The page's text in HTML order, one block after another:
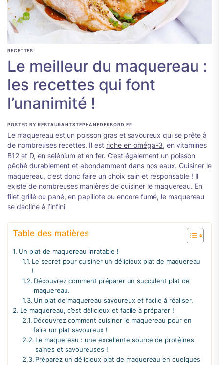
RECETTES
Le meilleur du maquereau :
les recettes qui font
l’unanimité !
POSTED BY RESTAURANTSTEPHANEDERBORD.FR
Le maquereau est un poisson gras et savoureux qui se prête à
de nombreuses recettes. Il est riche en oméga-3, en vitamines
B12 et D, en sélénium et en fer. C’est également un poisson
pêché durablement et abondamment dans nos eaux. Cuisiner le
maquereau, c’est donc faire un choix sain et responsable ! Il
existe de nombreuses manières de cuisiner le maquereau. En
filet grillé ou pané, en papillote ou encore fumé, le maquereau
se décline à l’infini.
Table des matières
Un plat de maquereau inratable !
Le secret pour cuisiner un délicieux plat de maquereau
!
Découvrez comment préparer un succulent plat de
maquereau.
Un plat de maquereau savoureux et facile à réaliser.
Le maquereau, c’est délicieux et facile à préparer !
Découvrez comment cuisiner le maquereau pour en
faire un plat savoureux !
Le maquereau : une excellente source de protéines
saines et savoureuses !
Préparez un délicieux plat de maquereau en quelques